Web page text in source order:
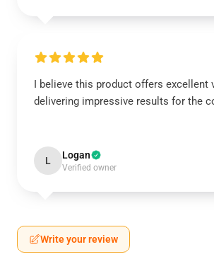
I believe this product offers excellent
delivering impressive results for the
L Logan
Verified owner
Write your review